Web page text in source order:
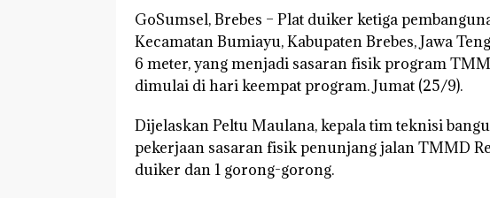
GoSumsel, Brebes – Plat duiker ketiga
Kecamatan Bumiayu, Kabupaten Brebes, Jawa
6 meter, yang menjadi sasaran fisik program
dimulai di hari keempat program. Jumat (25/9).
Dijelaskan Peltu Maulana, kepala tim teknisi
pekerjaan sasaran fisik penunjang jalan TMMD
duiker dan 1 gorong-gorong.